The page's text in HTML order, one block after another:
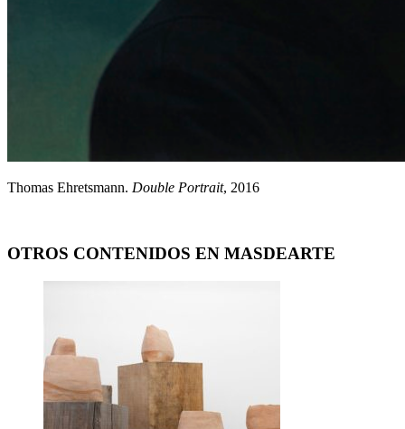
Thomas Ehretsmann. Double Portrait, 2016
OTROS CONTENIDOS EN MASDEARTE